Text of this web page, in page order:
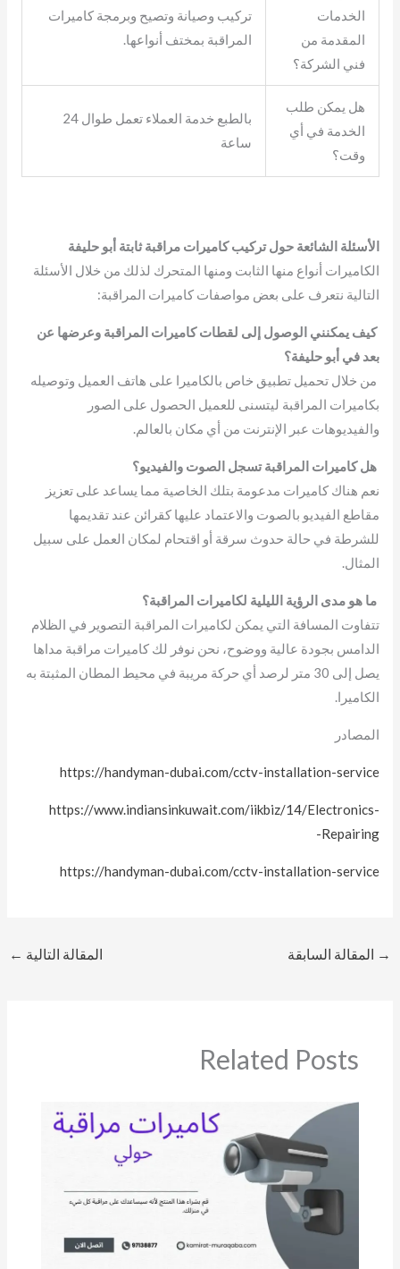
الخدمات
المقدمة من
فني الشركة؟
تركيب وصيانة وتصيح وبرمجة كاميرات
المراقبة بمختف أنواعها.
هل يمكن طلب
الخدمة في أي
وقت؟
بالطبع خدمة العملاء تعمل طوال 24
ساعة
الأسئلة الشائعة حول تركيب كاميرات مراقبة ثابتة أبو حليفة
الكاميرات أنواع منها الثابت ومنها المتحرك لذلك من خلال الأسئلة
التالية نتعرف على بعض مواصفات كاميرات المراقبة:
كيف يمكنني الوصول إلى لقطات كاميرات المراقبة وعرضها عن
بعد في أبو حليفة؟
من خلال تحميل تطبيق خاص بالكاميرا على هاتف العميل وتوصيله
بكاميرات المراقبة ليتسنى للعميل الحصول على الصور
والفيديوهات عبر الإنترنت من أي مكان بالعالم.
هل كاميرات المراقبة تسجل الصوت والفيديو؟
نعم هناك كاميرات مدعومة بتلك الخاصية مما يساعد على تعزيز
مقاطع الفيديو بالصوت والاعتماد عليها كقرائن عند تقديمها
للشرطة في حالة حدوث سرقة أو اقتحام لمكان العمل على سبيل
المثال.
ما هو مدى الرؤية الليلية لكاميرات المراقبة؟
تتفاوت المسافة التي يمكن لكاميرات المراقبة التصوير في الظلام
الدامس بجودة عالية ووضوح، نحن نوفر لك كاميرات مراقبة مداها
يصل إلى 30 متر لرصد أي حركة مريبة في محيط المطان المثبتة به
الكاميرا.
المصادر
https://handyman-dubai.com/cctv-installation-service
https://www.indiansinkuwait.com/iikbiz/14/Electronics-
Repairing-
https://handyman-dubai.com/cctv-installation-service
→ المقالة السابقة المقالة التالية ←
Related Posts